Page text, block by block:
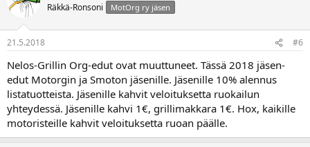
Räkkä-Ronsoni MotOrg ry jäsen
21.5.2018 #6
Nelos-Grillin Org-edut ovat muuttuneet. Tässä 2018 jäsen-
edut Motorgin ja Smoton jäsenille. Jäsenille 10% alennus
listatuotteista. Jäsenille kahvit veloituksetta ruokailun
yhteydessä. Jäsenille kahvi 1€, grillimakkara 1€. Hox, kaikille
motoristeille kahvit veloituksetta ruoan päälle.